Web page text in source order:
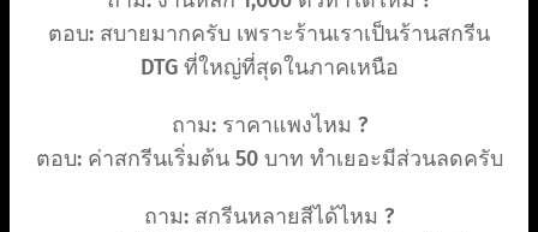
ตอบ: สบายมากครับ เพราะร้านเราเป็นร้านสกรีน
DTG ที่ใหญ่ที่สุดในภาคเหนือ
ถาม: ราคาแพงไหม ?
ตอบ: ค่าสกรีนเริ่มต้น 50 บาท ทำเยอะมีส่วนลดครับ
ถาม: สกรีนหลายสีได้ไหม ?